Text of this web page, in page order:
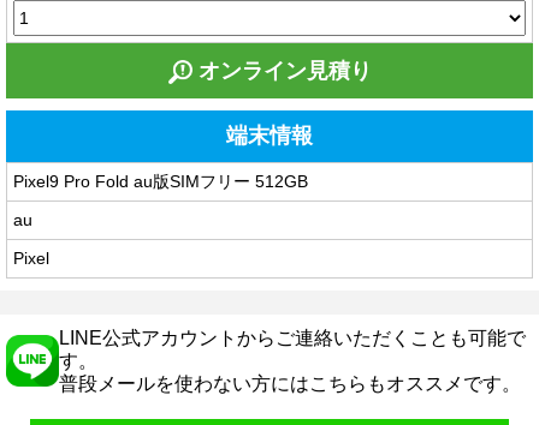
オンライン見積り
端末情報
Pixel9 Pro Fold au版SIMフリー 512GB
au
Pixel
LINE公式アカウントからご連絡いただくことも可能で
す。
普段メールを使わない方にはこちらもオススメです。